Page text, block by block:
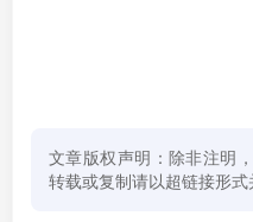
文章版权声明：除非注明
转载或复制请以超链接形式